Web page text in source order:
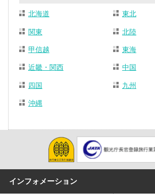
北海道 東北
関東 北陸
甲信越 東海
近畿・関西 中国
四国 九州
沖縄
インフォメーション